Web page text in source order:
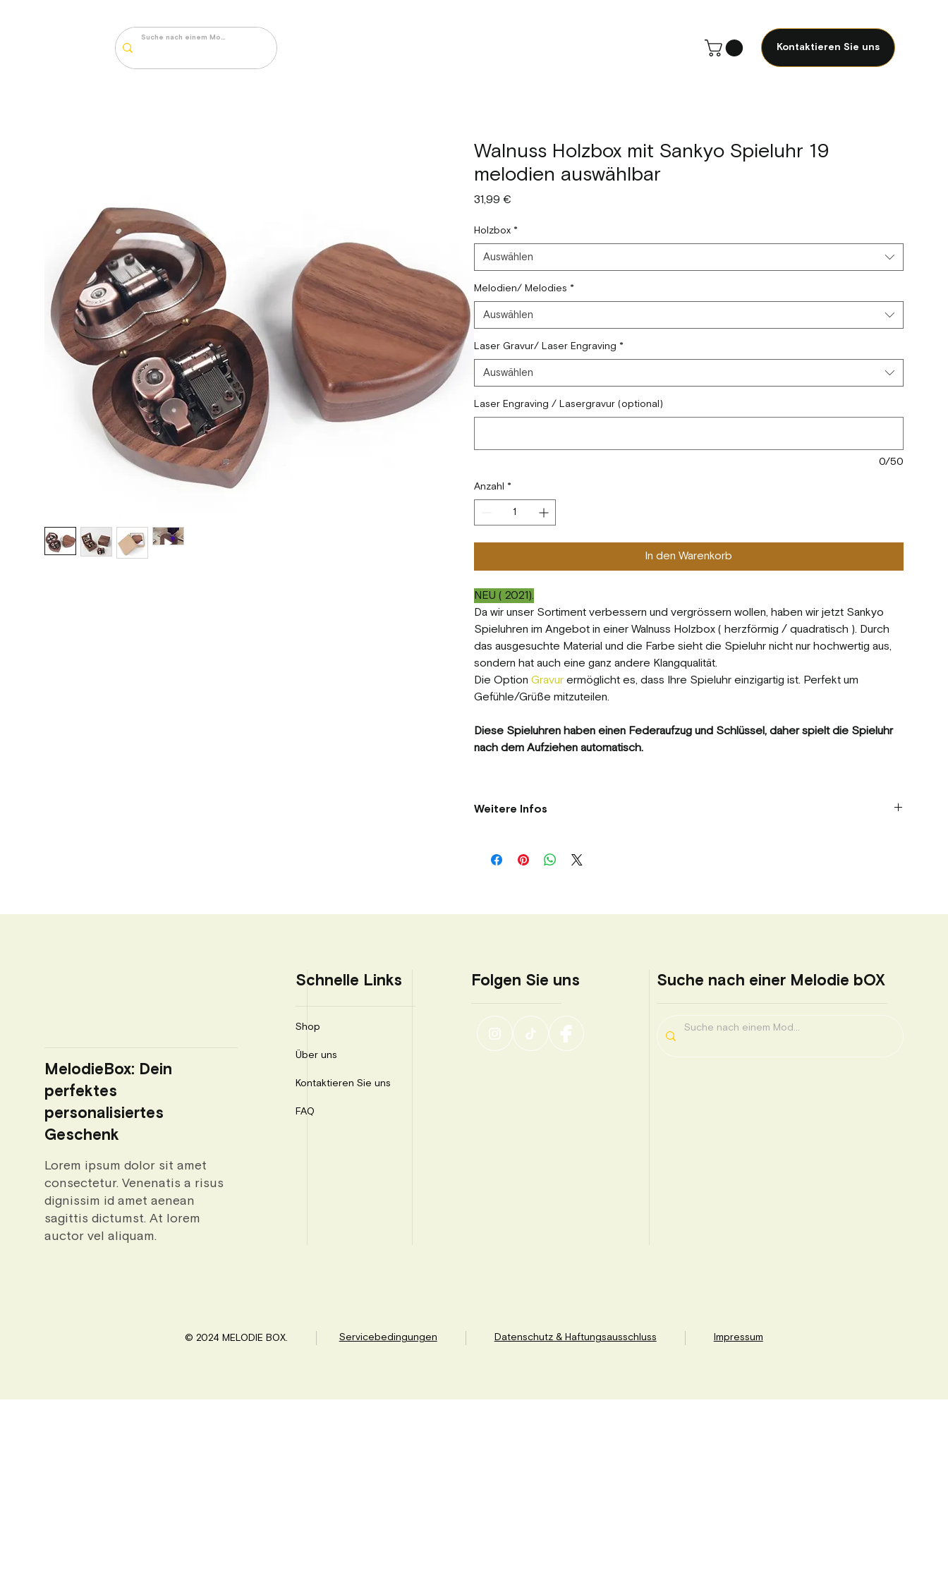
Kontaktieren Sie uns
Walnuss Holzbox mit Sankyo Spieluhr 19
melodien auswählbar
31,99 €
Holzbox *
Auswählen
Melodien/ Melodies *
Auswählen
Laser Gravur/ Laser Engraving *
Auswählen
Laser Engraving / Lasergravur (optional)
0/50
Anzahl *
In den Warenkorb
NEU ( 2021).
Da wir unser Sortiment verbessern und vergrössern wollen, haben wir jetzt Sankyo
Spieluhren im Angebot in einer Walnuss Holzbox ( herzförmig / quadratisch ). Durch
das ausgesuchte Material und die Farbe sieht die Spieluhr nicht nur hochwertig aus,
sondern hat auch eine ganz andere Klangqualität.
Die Option Gravurermöglicht es, dass Ihre Spieluhr einzigartig ist. Perfekt um
Gefühle/Grüße mitzuteilen.
Diese Spieluhren haben einen Federaufzug und Schlüssel, daher spielt die Spieluhr
nach dem Aufziehen automatisch.
Weitere Infos
Herzförmig ca. 9x9x4cm
Quadratisch ca. 7x6,5x4cm
an, damit wir Sie beraten können.
benötigen, suchen wir für Sie eine Schriftart aus, die dazu passt.
Bei Bildern bitte erst anschreiben ( keine Realbilder möglich )
Herzsymbol oder weitere Symbole können auch eingraviert werden.
© 2024 MELODIE BOX. Servicebedingungen Datenschutz & Haftungsausschluss Impressum
Schnelle Links
Shop
Über uns
Kontaktieren Sie uns
FAQ
Folgen Sie uns
Lorem ipsum dolor sit amet
consectetur. Venenatis a risus
dignissim id amet aenean
sagittis dictumst. At lorem
auctor vel aliquam.
MelodieBox: Dein
perfektes
personalisiertes
Geschenk
Suche nach einer Melodie bOX